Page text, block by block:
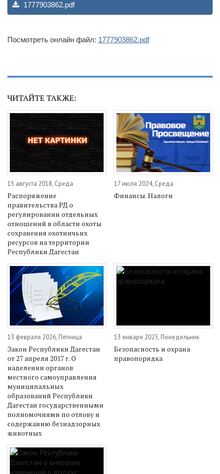
1777903862.pdf
Посмотреть онлайн файл: 1777903862.pdf
ЧИТАЙТЕ ТАКЖЕ:
15 августа 2018, Среда
Распоряжение
правительства РД о
регулировании отдельных
отношений в области охоты
сохранения охотничьих
ресурсов на территории
Республики Дагестан
17 июля 2024, Среда
Финансы. Налоги
13 февраля 2026, Пятница
Закон Республики Дагестан
от 27 апреля 2017 г. О
наделении органов
местного самоуправления
муниципальных
образований Республики
Дагестан государственными
полномочиями по отлову и
содержанию безнадзорных
животных
13 января 2025, Понедельник
Безопасность и охрана
правопорядка